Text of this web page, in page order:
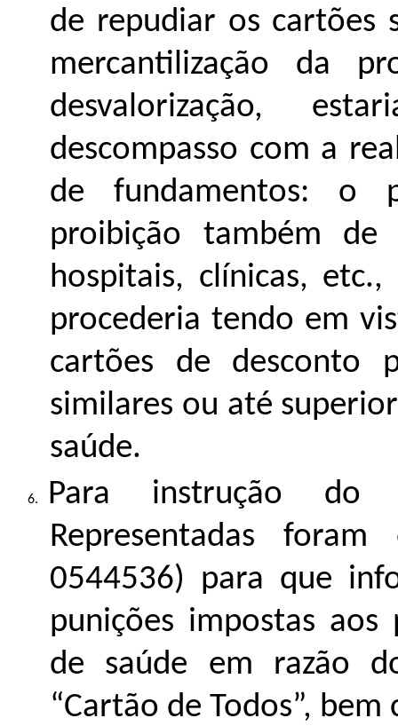
de repudiar os cartões
mercantilização da
desvalorização,
descompasso com a
de fundamentos: o
proibição também
hospitais, clínicas,
procederia tendo em
cartões de desconto
similares ou até
saúde.
Para instrução do
Representadas
0544536) para que
punições impostas aos
de saúde em razão
“Cartão de Todos”,